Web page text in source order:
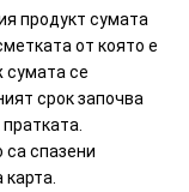
продукт сумата
от която е
сумата се
срок започва
са спазени